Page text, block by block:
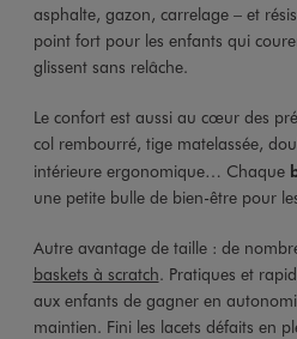
asphalte, gazon, carrelage – et
point fort pour les enfants qui
glissent sans relâche.
Le confort est aussi au cœur des
col rembourré, tige matelassée,
intérieure ergonomique… Chaque
une petite bulle de bien-être pour
Autre avantage de taille : de
baskets à scratch. Pratiques et
aux enfants de gagner en
maintien. Fini les lacets défaits en